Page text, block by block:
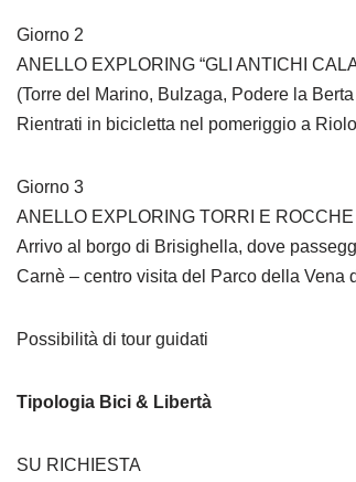
Giorno 2
ANELLO EXPLORING “GLI ANTICHI
(Torre del Marino, Bulzaga, Podere la
Rientrati in bicicletta nel pomeriggio a
Giorno 3
ANELLO EXPLORING TORRI E
Arrivo al borgo di Brisighella, dove
Carnè – centro visita del Parco della Vena
Possibilità di tour guidati
Tipologia Bici & Libertà
SU RICHIESTA